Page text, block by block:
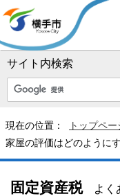
サイト内検索
現在の位置： トップペー
家屋の評価はどのように
固定資産税よく